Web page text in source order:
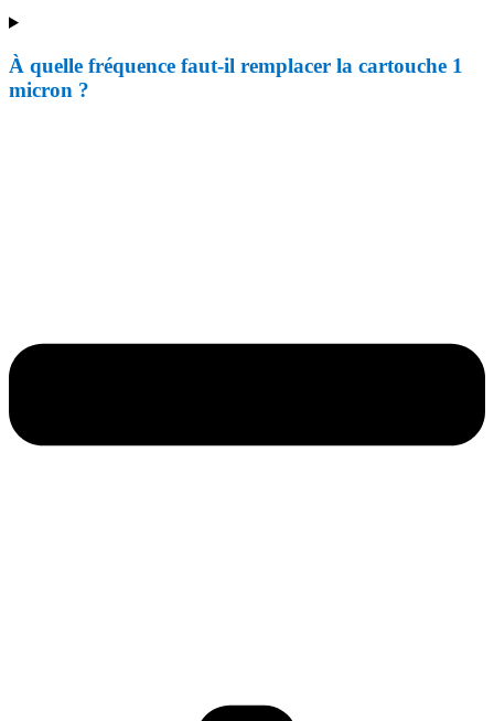
À quelle fréquence faut-il remplacer la cartouche 1
micron ?